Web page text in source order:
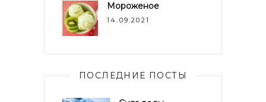
Мороженое
14.09.2021
ПОСЛЕДНИЕ ПОСТЫ